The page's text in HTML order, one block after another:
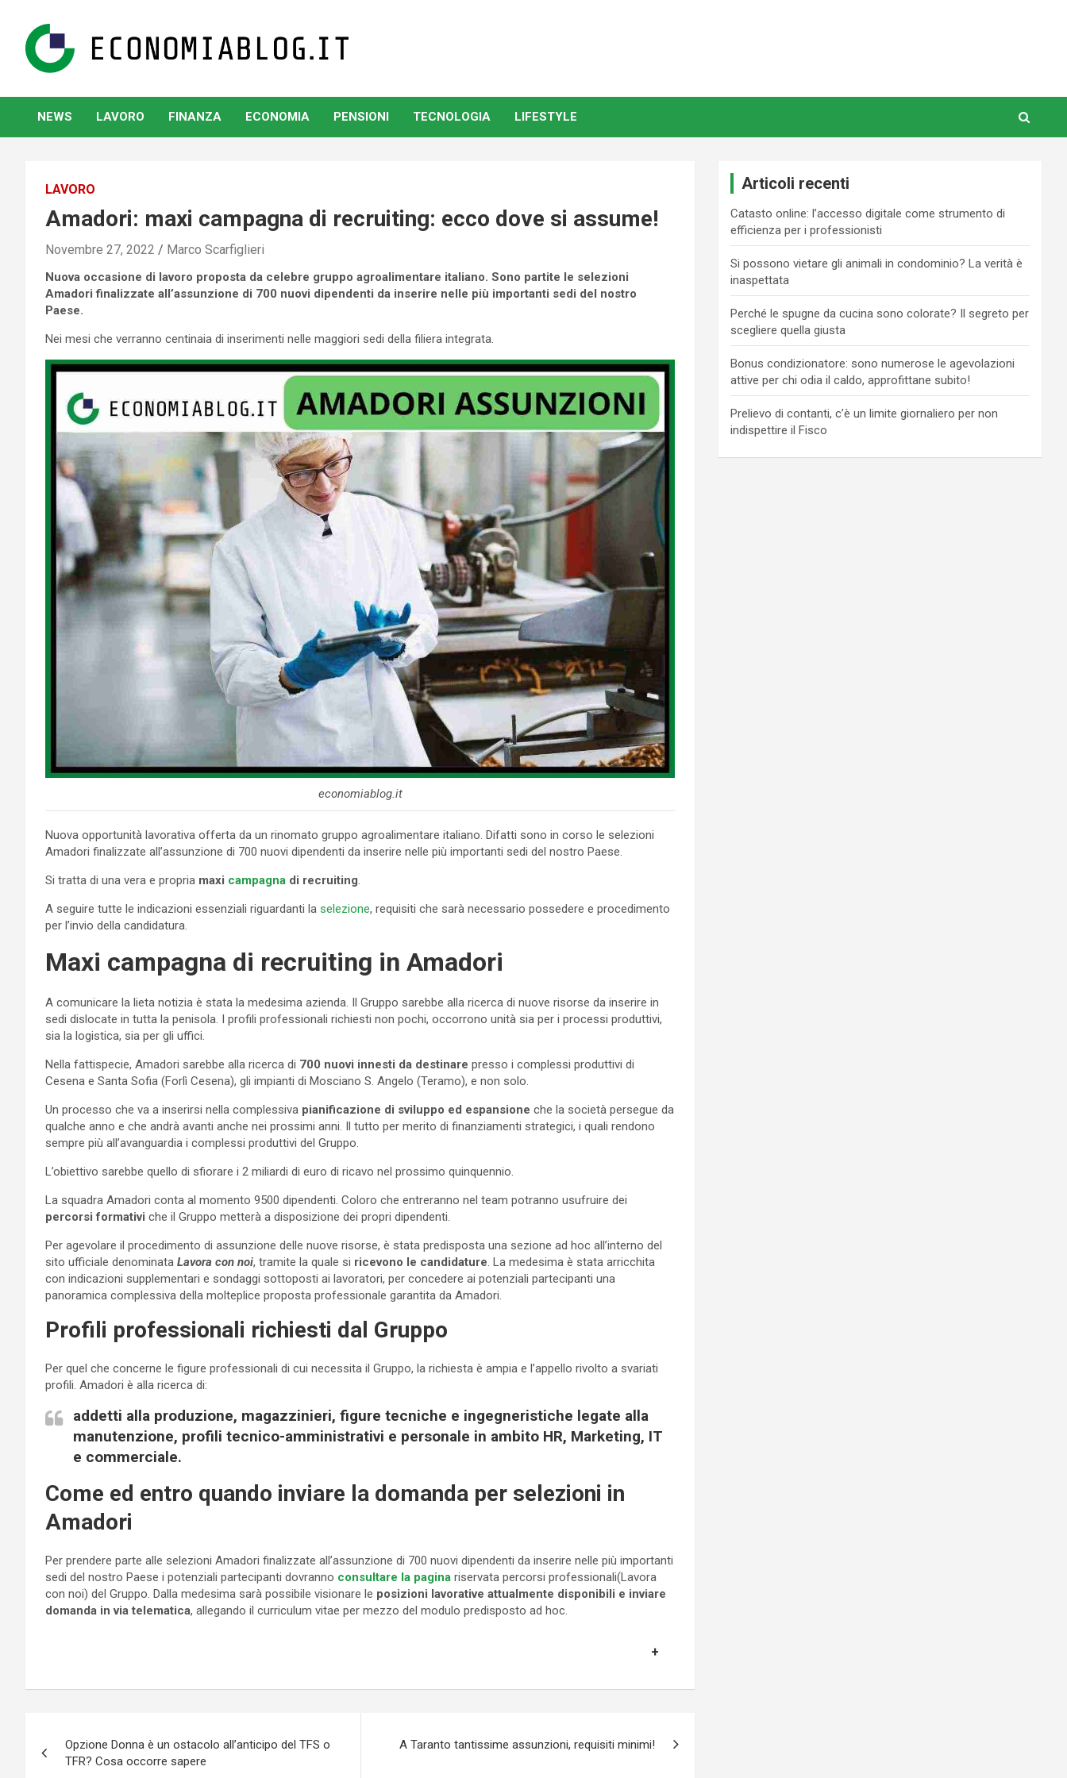
content
www.economiablog.it
NEWS LAVORO FINANZA ECONOMIA PENSIONI TECNOLOGIA LIFESTYLE
LAVORO
Amadori: maxi campagna di recruiting: ecco dove si assume!
Novembre 27, 2022 Marco Scarfiglieri
Nuova occasione di lavoro proposta da celebre gruppo agroalimentare italiano. Sono partite le selezioni
Amadori finalizzate all’assunzione di 700 nuovi dipendenti da inserire nelle più importanti sedi del nostro
Paese.
Nei mesi che verranno centinaia di inserimenti nelle maggiori sedi della filiera integrata.
economiablog.it
Nuova opportunità lavorativa offerta da un rinomato gruppo agroalimentare italiano. Difatti sono in corso le selezioni
Amadori finalizzate all’assunzione di 700 nuovi dipendenti da inserire nelle più importanti sedi del nostro Paese.
Si tratta di una vera e propria maxi campagna di recruiting.
A seguire tutte le indicazioni essenziali riguardanti la selezione, requisiti che sarà necessario possedere e procedimento
per l’invio della candidatura.
Maxi campagna di recruiting in Amadori
A comunicare la lieta notizia è stata la medesima azienda. Il Gruppo sarebbe alla ricerca di nuove risorse da inserire in
sedi dislocate in tutta la penisola. I profili professionali richiesti non pochi, occorrono unità sia per i processi produttivi,
sia la logistica, sia per gli uffici.
Nella fattispecie, Amadori sarebbe alla ricerca di 700 nuovi innesti da destinare presso i complessi produttivi di
Cesena e Santa Sofia (Forlì Cesena), gli impianti di Mosciano S. Angelo (Teramo), e non solo.
Un processo che va a inserirsi nella complessiva pianificazione di sviluppo ed espansione che la società persegue da
qualche anno e che andrà avanti anche nei prossimi anni. Il tutto per merito di finanziamenti strategici, i quali rendono
sempre più all’avanguardia i complessi produttivi del Gruppo.
L’obiettivo sarebbe quello di sfiorare i 2 miliardi di euro di ricavo nel prossimo quinquennio.
La squadra Amadori conta al momento 9500 dipendenti. Coloro che entreranno nel team potranno usufruire dei
percorsi formativi che il Gruppo metterà a disposizione dei propri dipendenti.
Per agevolare il procedimento di assunzione delle nuove risorse, è stata predisposta una sezione ad hoc all’interno del
sito ufficiale denominata Lavora con noi, tramite la quale si ricevono le candidature. La medesima è stata arricchita
con indicazioni supplementari e sondaggi sottoposti ai lavoratori, per concedere ai potenziali partecipanti una
panoramica complessiva della molteplice proposta professionale garantita da Amadori.
Profili professionali richiesti dal Gruppo
Per quel che concerne le figure professionali di cui necessita il Gruppo, la richiesta è ampia e l’appello rivolto a svariati
profili. Amadori è alla ricerca di:
addetti alla produzione, magazzinieri, figure tecniche e ingegneristiche legate alla
manutenzione, profili tecnico-amministrativi e personale in ambito HR, Marketing, IT
e commerciale.
Come ed entro quando inviare la domanda per selezioni in
Amadori
Per prendere parte alle selezioni Amadori finalizzate all’assunzione di 700 nuovi dipendenti da inserire nelle più importanti
sedi del nostro Paese i potenziali partecipanti dovranno consultare la pagina riservata percorsi professionali(Lavora
con noi) del Gruppo. Dalla medesima sarà possibile visionare le posizioni lavorative attualmente disponibili e inviare
domanda in via telematica, allegando il curriculum vitae per mezzo del modulo predisposto ad hoc.
articoli
Opzione Donna è un ostacolo all’anticipo del TFS o
TFR? Cosa occorre sapere
A Taranto tantissime assunzioni, requisiti minimi!
Articoli recenti
Catasto online: l’accesso digitale come strumento di
efficienza per i professionisti
Si possono vietare gli animali in condominio? La verità è
inaspettata
Perché le spugne da cucina sono colorate? Il segreto per
scegliere quella giusta
Bonus condizionatore: sono numerose le agevolazioni
attive per chi odia il caldo, approfittane subito!
Prelievo di contanti, c’è un limite giornaliero per non
indispettire il Fisco